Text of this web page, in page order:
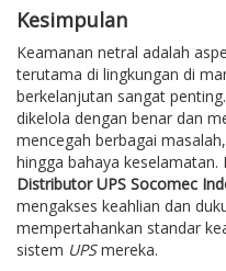
Kesimpulan
Keamanan netral adalah
terutama di lingkungan di
berkelanjutan sangat
dikelola dengan benar dan
mencegah berbagai
hingga bahaya
Distributor UPS Socomec
mengakses keahlian dan
mempertahankan standar
sistem UPSmereka.